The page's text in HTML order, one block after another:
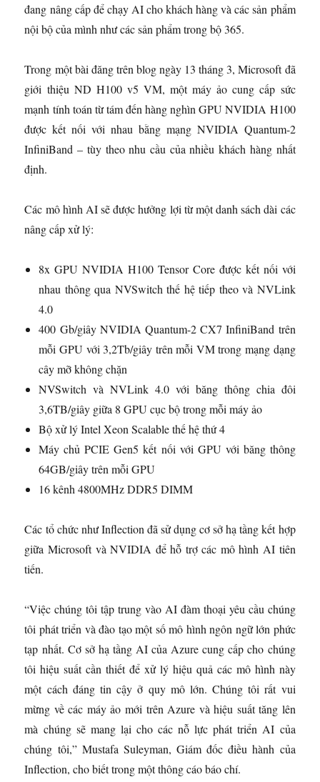
đang nâng cấp để chạy AI cho khách hàng và các sản phẩm
nội bộ của mình như các sản phẩm trong bộ 365.
Trong một bài đăng trên blog ngày 13 tháng 3, Microsoft đã
giới thiệu ND H100 v5 VM, một máy ảo cung cấp sức
mạnh tính toán từ tám đến hàng nghìn GPU NVIDIA H100
được kết nối với nhau bằng mạng NVIDIA Quantum-2
InfiniBand – tùy theo nhu cầu của nhiều khách hàng nhất
định.
Các mô hình AI sẽ được hưởng lợi từ một danh sách dài các
nâng cấp xử lý:
8x GPU NVIDIA H100 Tensor Core được kết nối với
nhau thông qua NVSwitch thế hệ tiếp theo và NVLink
4.0
400 Gb/giây NVIDIA Quantum-2 CX7 InfiniBand trên
mỗi GPU với 3,2Tb/giây trên mỗi VM trong mạng dạng
cây mỡ không chặn
NVSwitch và NVLink 4.0 với băng thông chia đôi
3,6TB/giây giữa 8 GPU cục bộ trong mỗi máy ảo
Bộ xử lý Intel Xeon Scalable thế hệ thứ 4
Máy chủ PCIE Gen5 kết nối với GPU với băng thông
64GB/giây trên mỗi GPU
16 kênh 4800MHz DDR5 DIMM
Các tổ chức như Inflection đã sử dụng cơ sở hạ tầng kết hợp
giữa Microsoft và NVIDIA để hỗ trợ các mô hình AI tiên
tiến.
“Việc chúng tôi tập trung vào AI đàm thoại yêu cầu chúng
tôi phát triển và đào tạo một số mô hình ngôn ngữ lớn phức
tạp nhất. Cơ sở hạ tầng AI của Azure cung cấp cho chúng
tôi hiệu suất cần thiết để xử lý hiệu quả các mô hình này
một cách đáng tin cậy ở quy mô lớn. Chúng tôi rất vui
mừng về các máy ảo mới trên Azure và hiệu suất tăng lên
mà chúng sẽ mang lại cho các nỗ lực phát triển AI của
chúng tôi,” Mustafa Suleyman, Giám đốc điều hành của
Inflection, cho biết trong một thông cáo báo chí.